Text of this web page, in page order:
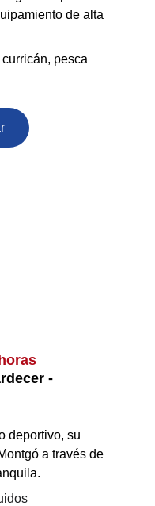
de alta
pesca
-
deportivo, su
a través de